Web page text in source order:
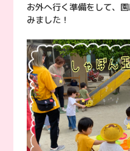
お外へ行く準備をして、
みました！